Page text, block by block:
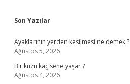
Sidebar
Son Yazılar
Ayaklarının yerden kesilmesi ne demek ?
Ağustos 5, 2026
Bir kuzu kaç sene yaşar ?
Ağustos 4, 2026